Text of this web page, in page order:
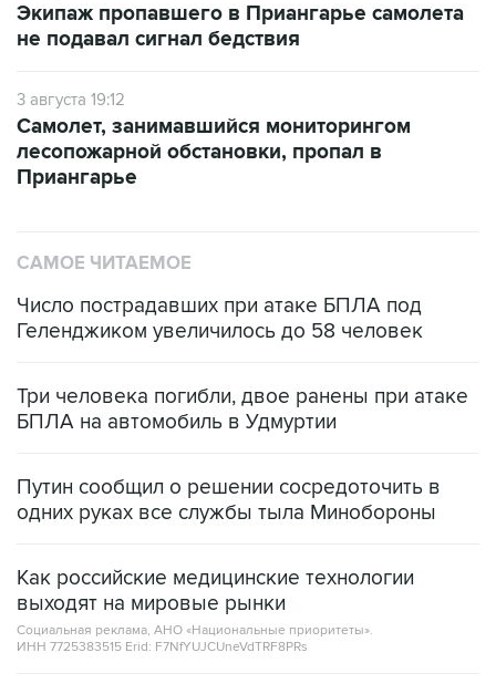
Экипаж пропавшего в Приангарье самолета
не подавал сигнал бедствия
3 августа 19:12
Самолет, занимавшийся мониторингом
лесопожарной обстановки, пропал в
Приангарье
САМОЕ ЧИТАЕМОЕ
Число пострадавших при атаке БПЛА под
Геленджиком увеличилось до 58 человек
Три человека погибли, двое ранены при атаке
БПЛА на автомобиль в Удмуртии
Путин сообщил о решении сосредоточить в
одних руках все службы тыла Минобороны
Как российские медицинские технологии
выходят на мировые рынки
Социальная реклама, АНО «Национальные приоритеты».
ИНН 7725383515 Erid: F7NfYUJCUneVdTRF8PRs